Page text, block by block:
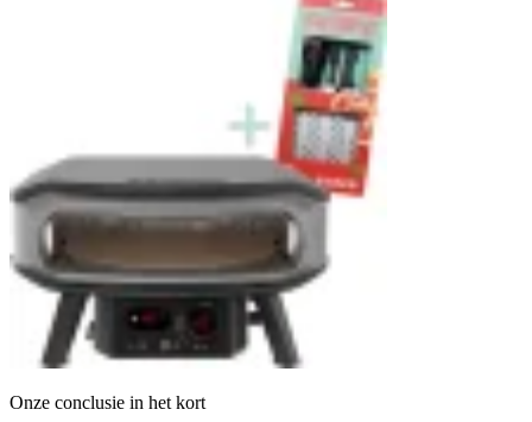
Onze conclusie in het kort